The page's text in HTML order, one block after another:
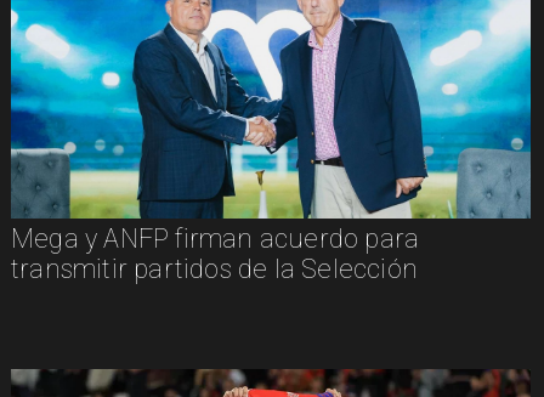
Mega y ANFP firman acuerdo para
transmitir partidos de la Selección